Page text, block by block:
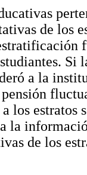
de los
Si
a la
los
la
de los